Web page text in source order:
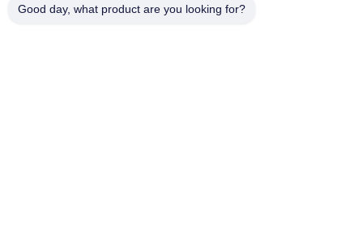
Good day, what product are you looking for?